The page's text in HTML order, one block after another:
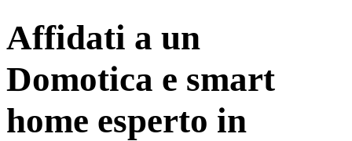
Affidati a un
Domotica e smart
home esperto in